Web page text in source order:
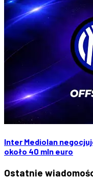
Inter Mediolan
około 40 mln euro
Ostatnie